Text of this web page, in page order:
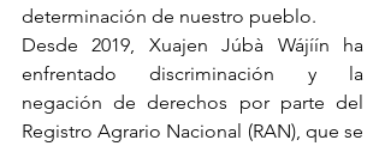
determinación de nuestro pueblo.
Desde 2019, Xuajen Júbà Wájíín ha
enfrentado discriminación y la
negación de derechos por parte del
Registro Agrario Nacional (RAN), que se